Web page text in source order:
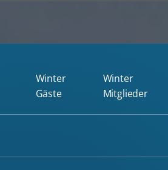
Winter
Gäste
Winter
Mitglieder